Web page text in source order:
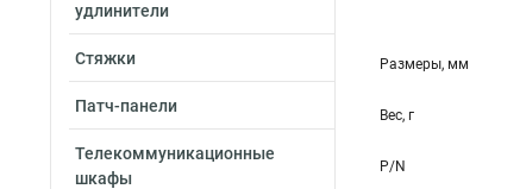
удлинители
Стяжки
Патч-панели
Телекоммуникационные
шкафы
Размеры, мм
Вес, г
P/N